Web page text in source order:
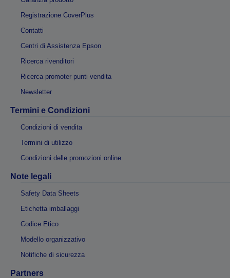
Registrazione CoverPlus
Contatti
Centri di Assistenza Epson
Ricerca rivenditori
Ricerca promoter punti vendita
Newsletter
Termini e Condizioni
Condizioni di vendita
Termini di utilizzo
Condizioni delle promozioni online
Note legali
Safety Data Sheets
Etichetta imballaggi
Codice Etico
Modello organizzativo
Notifiche di sicurezza
Partners